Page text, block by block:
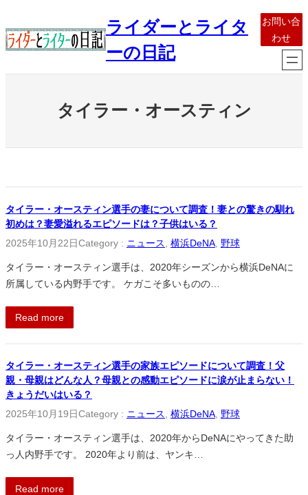
容
を
ライダーとライタ
ーの日記
お問い合
わせ
タイラー・オースティン
タイラー・オースティン選手の妻について調査！妻との驚きの馴れ
初めは？妻愛溢れるエピソードは？子供はいる？
2025年10月22日Category : ニュース 横浜DeNA 野球
タイラー・オースティン選手は、2020年シーズンから横浜DeNAに
所属している内野手です。 ケガこそ多いものの…
Read more
タイラー・オースティン選手の家族エピソードについて調査！父
親・母親はどんな人？母親との感動エピソードに涙が止まらない！
きょうだいはいる？
2025年10月19日Category : ニュース, 横浜DeNA, 野球
タイラー・オースティン選手は、2020年からDeNAにやってきた助
っ人内野手です。 2020年より前は、ヤンキ…
Read more